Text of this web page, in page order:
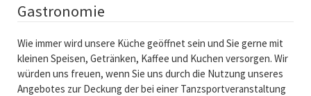
Gastronomie
Wie immer wird unsere Küche geöffnet sein und Sie gerne mit
kleinen Speisen, Getränken, Kaffee und Kuchen versorgen. Wir
würden uns freuen, wenn Sie uns durch die Nutzung unseres
Angebotes zur Deckung der bei einer Tanzsportveranstaltung